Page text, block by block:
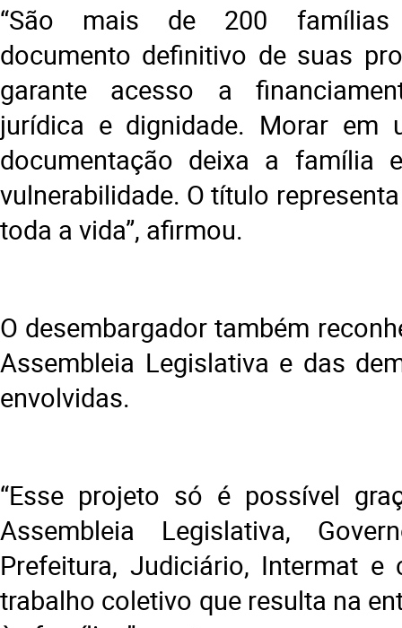
“São mais de 200 famílias
documento definitivo de suas
garante acesso a
jurídica e dignidade. Morar em
documentação deixa a família
vulnerabilidade. O título
toda a vida”, afirmou.
O desembargador também
Assembleia Legislativa e das
envolvidas.
“Esse projeto só é possível
Assembleia Legislativa,
Prefeitura, Judiciário, Intermat e
trabalho coletivo que resulta na